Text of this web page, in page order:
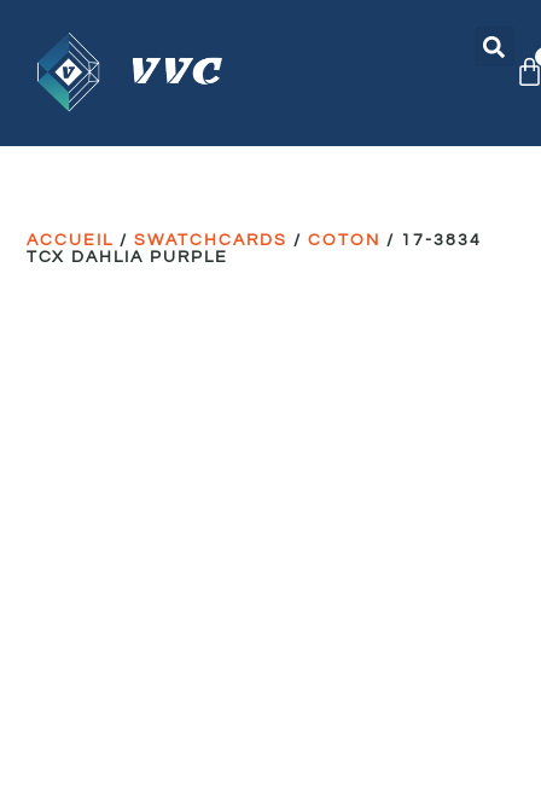
ACCUEIL /SWATCHCARDS /COTON / 17-3834
TCX DAHLIA PURPLE